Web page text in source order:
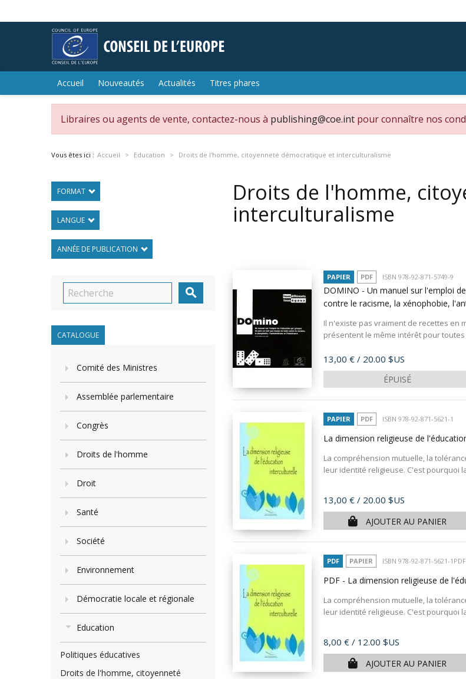
Accueil Nouveautés Actualités Titres phares
Libraires ou agents de vente, contactez-nous à publishing@coe.int pour connaître nos
Vous êtes ici : Accueil Education Droits de l'homme, citoyenneté démocratique et interculturalisme
FORMAT
LANGUE
ANNÉE DE PUBLICATION

CATALOGUE
Comité des Ministres
Assemblée parlementaire
Congrès
Droits de l'homme
Droit
Santé
Société
Environnement
Démocratie locale et régionale
Education
Politiques éducatives
Droits de l'homme, citoyenneté
Droits de l'homme,
interculturalisme
PAPIER PDF ISBN 978-92-871-5749-9
DOMINO - Un manuel sur l'emploi
contre le racisme, la xénophobie,
Il n'existe pas vraiment de recettes en
présentent le même intérêt pour
Prix
13,00 € / 20.00 $US
ÉPUISÉ
PAPIER PDF ISBN 978-92-871-5621-1
La dimension religieuse de
La compréhension mutuelle, la
leur identité religieuse. C'est pourquoi
Prix
13,00 € / 20.00 $US
AJOUTER AU PANIER
PDF PAPIER ISBN 978-92-871-5621-1PDF
PDF - La dimension religieuse de
La compréhension mutuelle, la
leur identité religieuse. C'est pourquoi
Prix
8,00 € / 12.00 $US
AJOUTER AU PANIER